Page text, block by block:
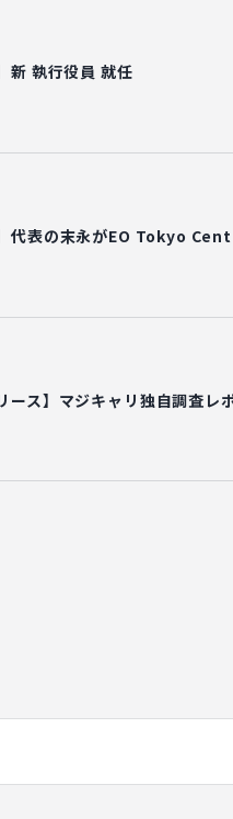
新 執行役員 就任
】代表の末永がEO Tokyo
ース】マジキャリ独自調査レ